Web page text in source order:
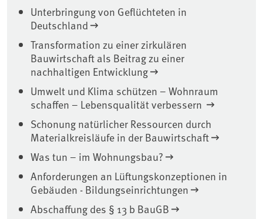
Unterbringung von Geflüchteten in
Deutschland
Transformation zu einer zirkulären
Bauwirtschaft als Beitrag zu einer
nachhaltigen Entwicklung
Umwelt und Klima schützen – Wohnraum
schaffen – Lebensqualität verbessern
Schonung natürlicher Ressourcen durch
Materialkreisläufe in der Bauwirtschaft
Was tun – im Wohnungsbau?
Anforderungen an Lüftungskonzeptionen in
Gebäuden - Bildungseinrichtungen
Abschaffung des § 13 b BauGB